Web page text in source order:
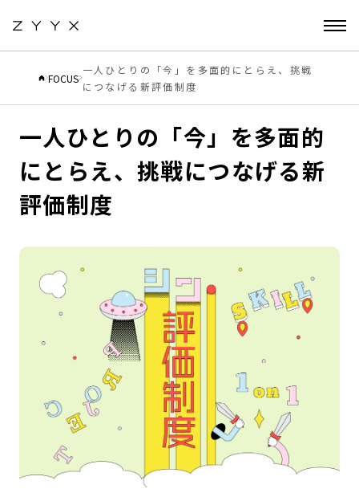
FOCUS
一人ひとりの「今」を多面的にとらえ、挑戦
につなげる新評価制度
2023.07.21
一人ひとりの「今」を多面的
にとらえ、挑戦につなげる新
評価制度